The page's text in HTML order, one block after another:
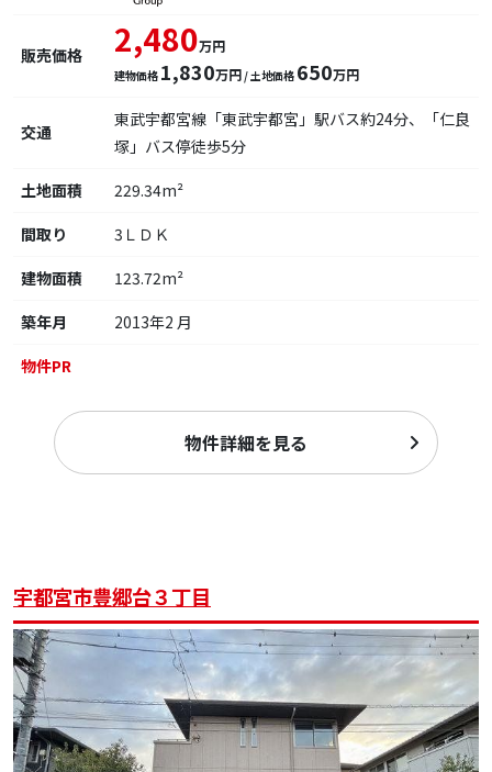
販売価格 2,480万円
建物価格 1,830万円 / 土地価格 650万円
交通
東武宇都宮線「東武宇都宮」駅バス約24分、「仁良
塚」バス停徒歩5分
土地面積
229.34m²
間取り
3ＬＤＫ
建物面積
123.72m²
築年月
2013年2 月
物件PR
物件詳細を見る
宇都宮市豊郷台３丁目